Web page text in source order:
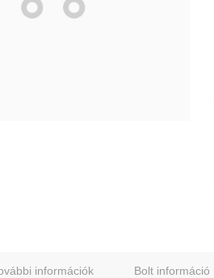
információk Bolt információ